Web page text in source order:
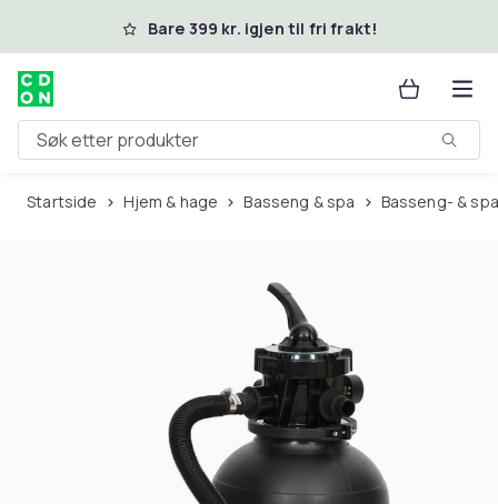
Hopp til hovedinnholdBare 399 kr. igjen til fri frakt!
Søk etter produkter
Startside Hjem & hage Basseng & spa Basseng- &